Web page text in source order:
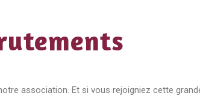
association. Et si vous rejoigniez cette